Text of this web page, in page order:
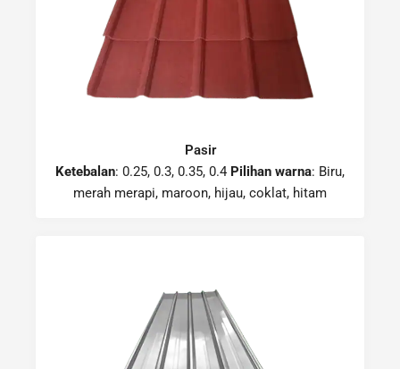
Pasir
Ketebalan: 0.25, 0.3, 0.35, 0.4 Pilihan warna: Biru,
merah merapi, maroon, hijau, coklat, hitam